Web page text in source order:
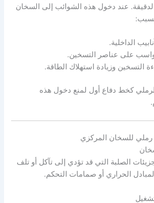
عند دخول هذه الشوائب إلى السخان
الداخلية.
على عناصر التسخين.
التسخين وزيادة استهلاك الطاقة.
كخط دفاع أول لمنع دخول هذه
الصلبة التي قد تؤدي إلى تآكل أو تلف
الحراري أو صمامات التحكم.